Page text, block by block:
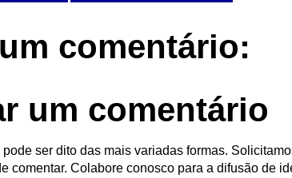
comentário:
um comentário
ser dito das mais variadas formas.
comentar. Colabore conosco para a difusão de